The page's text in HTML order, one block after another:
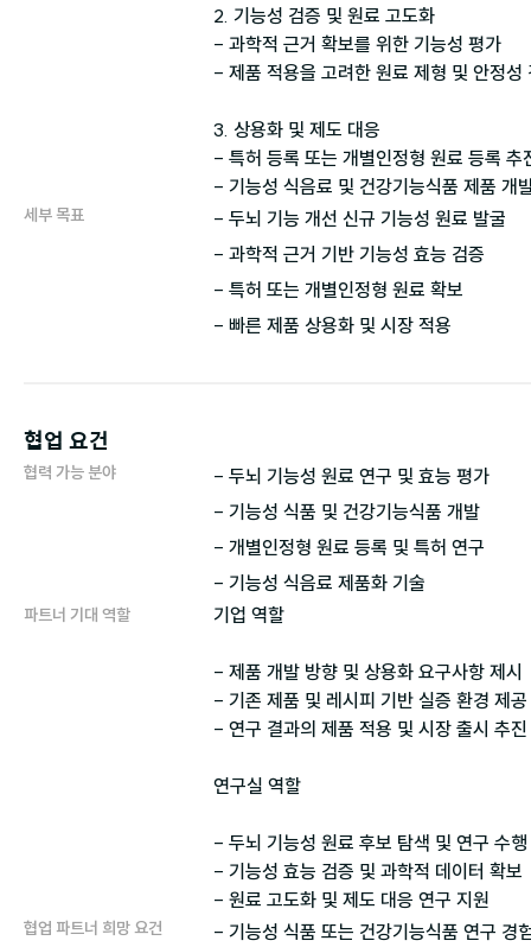
2. 기능성 검증 및 원료 고도화
- 과학적 근거 확보를 위한 기능성 평가
- 제품 적용을 고려한 원료 제형 및 안정성
3. 상용화 및 제도 대응
- 특허 등록 또는 개별인정형 원료 등록 추
세부 목표
- 두뇌 기능 개선 신규 기능성 원료 발굴
- 과학적 근거 기반 기능성 효능 검증
- 특허 또는 개별인정형 원료 확보
협업 요건
협력 가능 분야
- 두뇌 기능성 원료 연구 및 효능 평가
- 기능성 식품 및 건강기능식품 개발
- 개별인정형 원료 등록 및 특허 연구
파트너 기대 역할 기업 역할
- 제품 개발 방향 및 상용화 요구사항 제시
- 기존 제품 및 레시피 기반 실증 환경 제공
- 연구 결과의 제품 적용 및 시장 출시 추진
연구실 역할
- 두뇌 기능성 원료 후보 탐색 및 연구 수행
- 기능성 효능 검증 및 과학적 데이터 확보
협업 파트너 희망 요건 - 기능성 식품 또는 건강기능식품 연구 경